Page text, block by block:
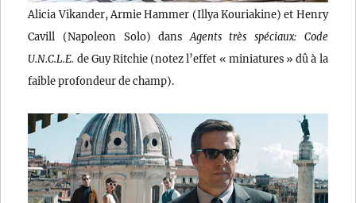
Alicia Vikander, Armie Hammer (Illya Kouriakine) et Henry
Cavill (Napoleon Solo) dans Agents très spéciaux: Code
U.N.C.L.E. de Guy Ritchie (notez l’effet « miniatures » dû à la
faible profondeur de champ).